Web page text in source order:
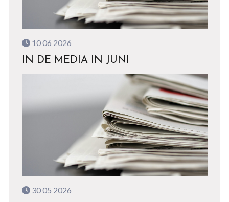
10 06 2026
IN DE MEDIA IN JUNI
30 05 2026